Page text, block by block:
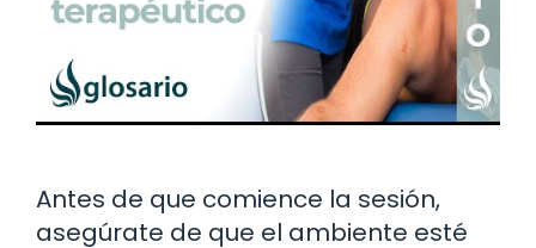
Antes de que comience la sesión,
asegúrate de que el ambiente esté